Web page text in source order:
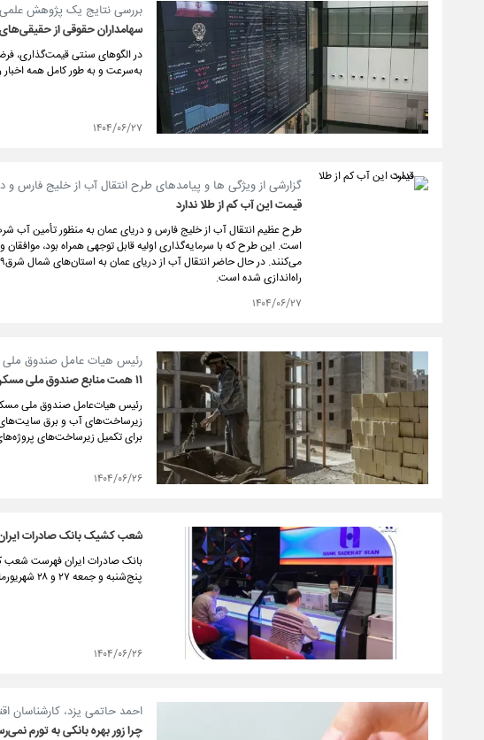
بررسی نتایج یک پژوهش علمی
سهامداران حقوقی از
در الگو‌های سنتی قیمت‌گذاری،
به‌سرعت و به طور کامل همه
۱۴۰۴/۰۶/۲۷
گزارشی از ویژگی ها و پیامدهای طرح انتقال آب از خلیج فارس و
قیمت این آب کم از طلا ندارد
است. این طرح که با سرمایه‌گذاری اولیه قابل توجهی همراه بود،
راه‌اندازی شده است.
۱۴۰۴/۰۶/۲۷
رئیس هیات عامل صندوق
۱۱ همت منابع صندوق ملی مسکن به تکمیل زیرساخت‌های آب و برق سایت‌های مسکونی اختصاص یافت
برای تکمیل زیرساخت‌های
۱۴۰۴/۰۶/۲۶
شعب کشیک بانک صادرات ایران
​بانک صادرات ایران فهرست شعب
پنج‌شنبه و جمعه ۲۷ و ۲۸ شهریورماه ۱۴۰۴ اعلام کرد.
۱۴۰۴/۰۶/۲۶
احمد حاتمی یزد، کارشناسان
چرا زور بهره بانکی به تورم